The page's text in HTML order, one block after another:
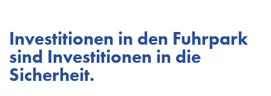
Investitionen in den Fuhrpark
sind Investitionen in die
Sicherheit.